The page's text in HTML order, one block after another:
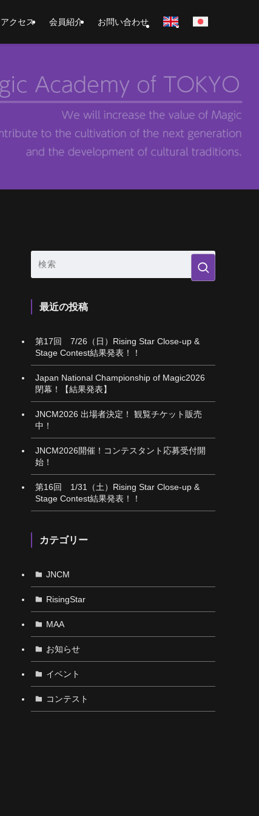
アクセス 会員紹介 お問い合わせ
最近の投稿
第17回 7/26（日）Rising Star Close-up &
Stage Contest結果発表！！
Japan National Championship of Magic2026
閉幕！【結果発表】
JNCM2026 出場者決定！ 観覧チケット販売
中！
JNCM2026開催！コンテスタント応募受付開
始！
第16回 1/31（土）Rising Star Close-up &
Stage Contest結果発表！！
カテゴリー
JNCM
RisingStar
MAA
お知らせ
イベント
コンテスト